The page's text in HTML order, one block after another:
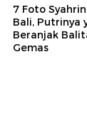
7 Foto
Bali, Putrinya
Beranjak
Gemas